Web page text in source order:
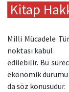
Kitap
Milli Mücadele
noktası kabul
edilebilir. Bu
ekonomik durumu
da söz konusudur.